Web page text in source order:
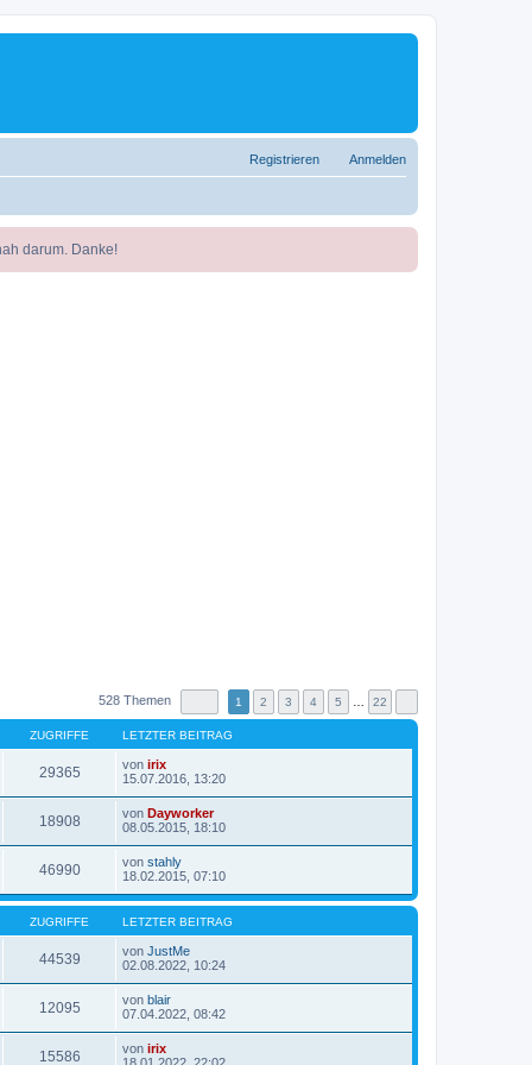
Anmelden
Registrieren
darum. Danke!
528 Themen 1 2 3 4 5 22
ZUGRIFFE LETZTER BEITRAG
29365 von irix
N
e
e
s
t
r
e
i
t
r
a
g
15.07.2016, 13:20
18908 von Dayworker
t
e
r
B
t
08.05.2015, 18:10
46990 von stahly
N
u
e
s
e
r
B
i
t
a
18.02.2015, 07:10
ZUGRIFFE LETZTER BEITRAG
44539 von JustMe
N
s
t
02.08.2022, 10:24
12095 von blair
N
e
07.04.2022, 08:42
15586 von irix
N